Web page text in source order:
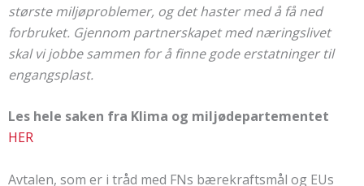
største miljøproblemer, og det haster med å få ned
forbruket. Gjennom partnerskapet med næringslivet
skal vi jobbe sammen for å finne gode erstatninger til
engangsplast.
Les hele saken fra Klima og miljødepartementet
HER
Avtalen, som er i tråd med FNs bærekraftsmål og EUs